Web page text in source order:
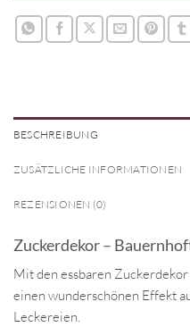
BESCHREIBUNG
ZUSÄTZLICHE INFORMATIONEN
REZENSIONEN (0)
Zuckerdekor –
Mit den essbaren
einen wunderschönen Effekt
Leckereien.